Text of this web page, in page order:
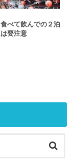
食べて飲んでの２泊
要注意